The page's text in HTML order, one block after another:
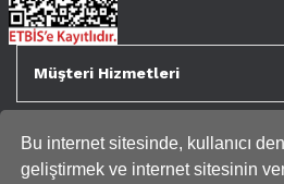
Bu internet sitesinde, kullanıcı
geliştirmek ve internet sitesinin
Müşteri Hizmetleri